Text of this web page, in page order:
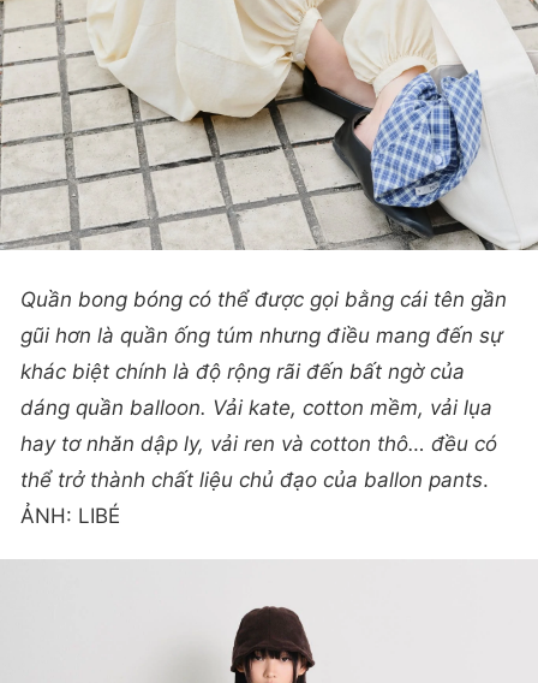
Quần bong bóng có thể được gọi bằng cái tên gần
gũi hơn là quần ống túm nhưng điều mang đến sự
khác biệt chính là độ rộng rãi đến bất ngờ của
dáng quần balloon. Vải kate, cotton mềm, vải lụa
hay tơ nhăn dập ly, vải ren và cotton thô… đều có
thể trở thành chất liệu chủ đạo của ballon pants.
ẢNH: LIBÉ